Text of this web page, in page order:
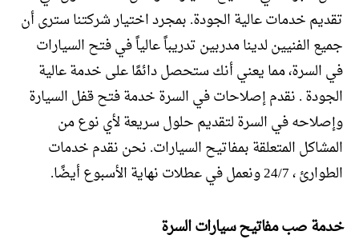
تقديم خدمات عالية الجودة. بمجرد اختيار شركتنا سترى أن
جميع الفنيين لدينا مدربين تدريباً عالياً في فتح السيارات
في السرة، مما يعني أنك ستحصل دائمًا على خدمة عالية
الجودة . نقدم إصلاحات في السرة خدمة فتح قفل السيارة
وإصلاحه في السرة لتقديم حلول سريعة لأي نوع من
المشاكل المتعلقة بمفاتيح السيارات. نحن نقدم خدمات
الطوارئ ، 24/7 ونعمل في عطلات نهاية الأسبوع أيضًا.
خدمة صب مفاتيح سيارات السرة